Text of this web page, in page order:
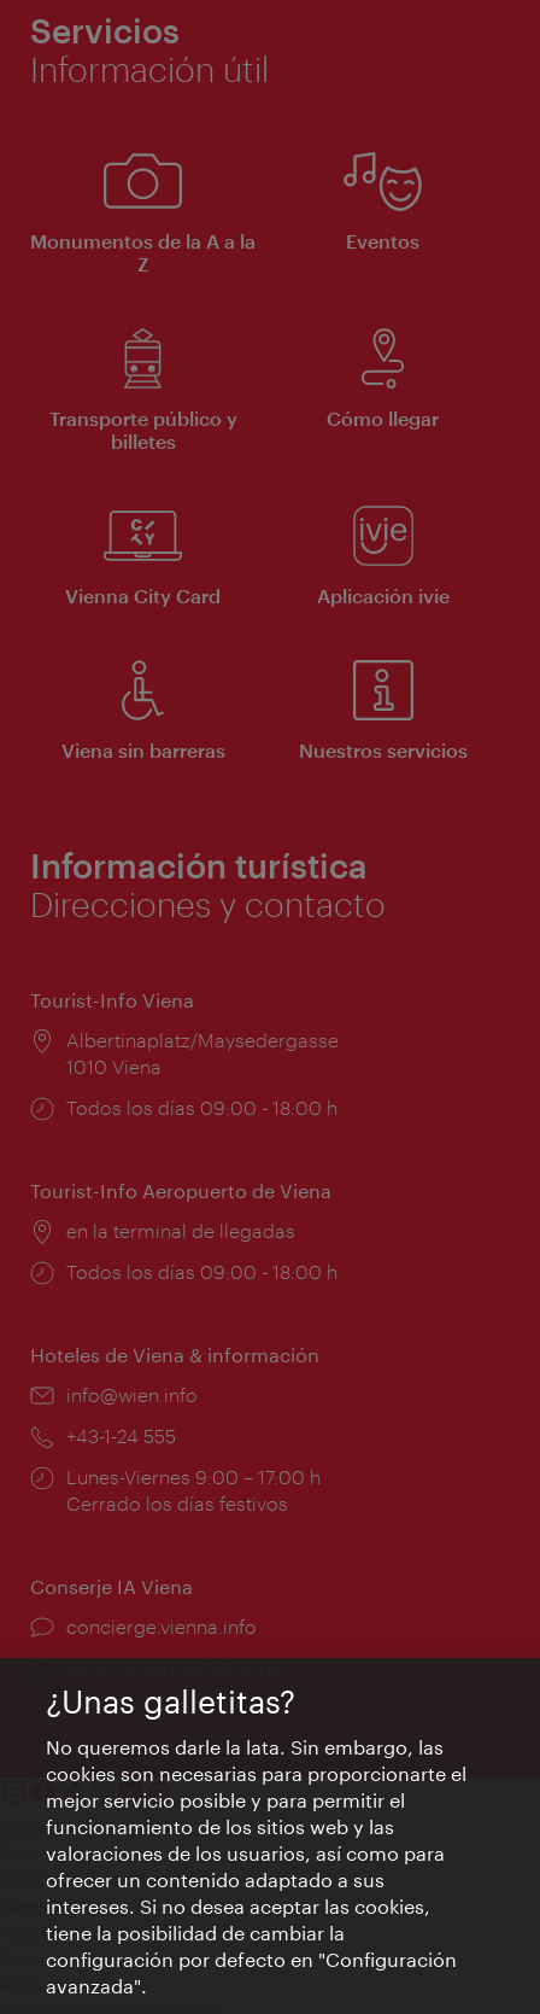
Servicios
Información útil
Monumentos de la A a la
Z
Eventos
Transporte público y
billetes
Cómo llegar
Vienna City Card Aplicación ivie
Viena sin barreras Nuestros servicios
Información turística
Direcciones y contacto
Tourist-Info Viena
Lugar:
Albertinaplatz/Maysedergasse
1010 Viena
Horarios
Todos los días 09:00 - 18:00 h
Tourist-Info Aeropuerto de Viena
Lugar:
en la terminal de llegadas
Horarios
Todos los días 09:00 - 18:00 h
Hoteles de Viena & información
e-
info@wien.info
Teléfono:
+43-1-24 555
Horarios
de
Lunes-Viernes 9:00 – 17:00 h
Cerrado los días festivos
Conserje IA Viena
concierge.vienna.info
Contacto
Aviso legal
Política de privacidad de datos
Terms of Use
Accesibilidad
Contacto para la prensa
Ajustes de cookie
¿Unas galletitas?
No queremos darle la lata. Sin embargo, las
cookies son necesarias para proporcionarte el
mejor servicio posible y para permitir el
funcionamiento de los sitios web y las
valoraciones de los usuarios, así como para
ofrecer un contenido adaptado a sus
intereses. Si no desea aceptar las cookies,
tiene la posibilidad de cambiar la
configuración por defecto en "Configuración
avanzada".